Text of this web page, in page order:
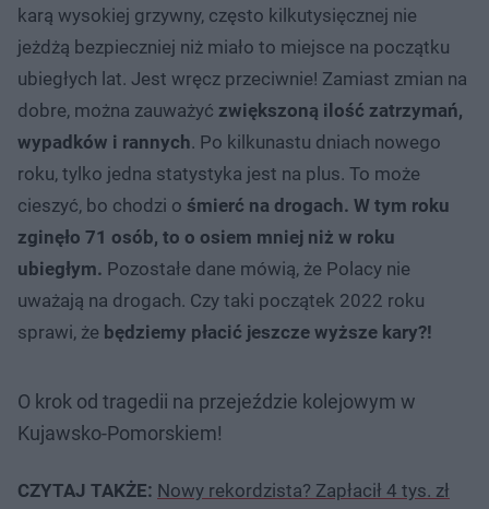
karą wysokiej grzywny, często kilkutysięcznej nie
jeżdżą bezpieczniej niż miało to miejsce na początku
ubiegłych lat. Jest wręcz przeciwnie! Zamiast zmian na
dobre, można zauważyć zwiększoną ilość zatrzymań,
wypadków i rannych. Po kilkunastu dniach nowego
roku, tylko jedna statystyka jest na plus. To może
cieszyć, bo chodzi o śmierć na drogach. W tym roku
zginęło 71 osób, to o osiem mniej niż w roku
ubiegłym. Pozostałe dane mówią, że Polacy nie
uważają na drogach. Czy taki początek 2022 roku
sprawi, że będziemy płacić jeszcze wyższe kary?!
O krok od tragedii na przejeździe kolejowym w
Kujawsko-Pomorskiem!
CZYTAJ TAKŻE: Nowy rekordzista? Zapłacił 4 tys. zł